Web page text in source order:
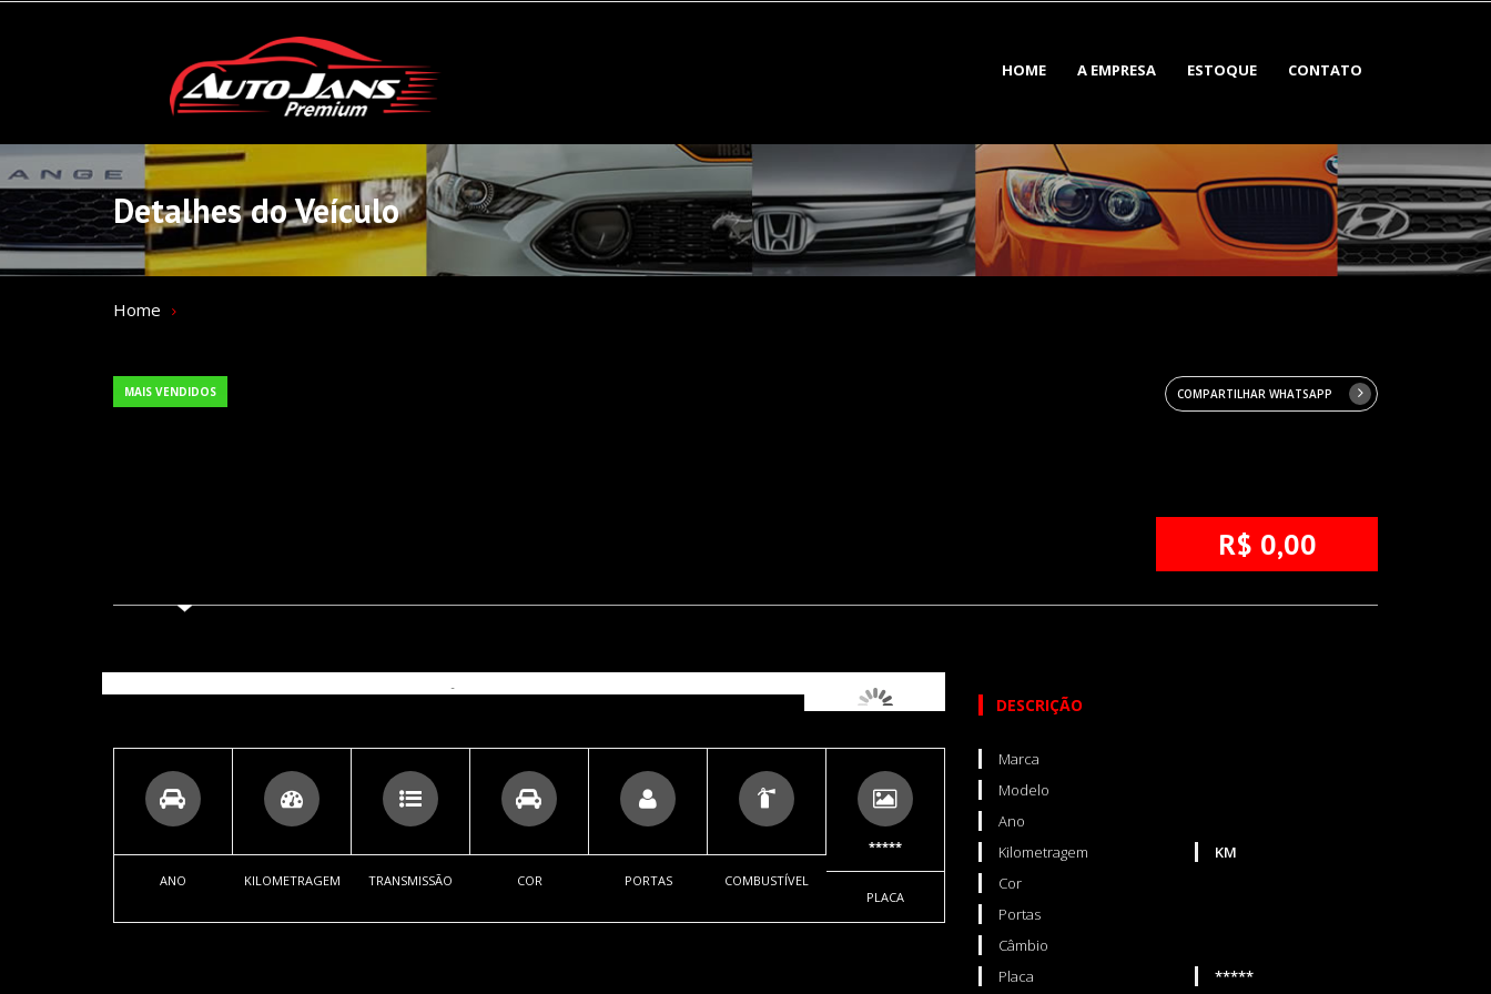
HOME A EMPRESA ESTOQUE CONTATO
Detalhes do Veículo
Home
MAIS VENDIDOS COMPARTILHAR WHATSAPP
R$ 0,00
ANO KILOMETRAGEM TRANSMISSÃO COR PORTAS COMBUSTÍVEL
*****
PLACA
DESCRIÇÃO
Marca
Modelo
Ano
Kilometragem
KM
Cor
Portas
Câmbio
Placa
*****